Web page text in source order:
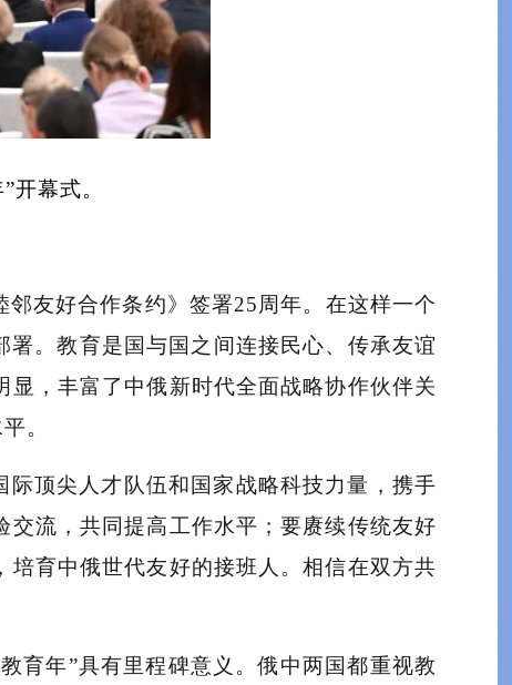
开幕式。
友好合作条约》签署25周年。在这样一个
。教育是国与国之间连接民心、传承友谊
，丰富了中俄新时代全面战略协作伙伴关
。
顶尖人才队伍和国家战略科技力量，携手
流，共同提高工作水平；要赓续传统友好
育中俄世代友好的接班人。相信在双方共
育年”具有里程碑意义。俄中两国都重视教